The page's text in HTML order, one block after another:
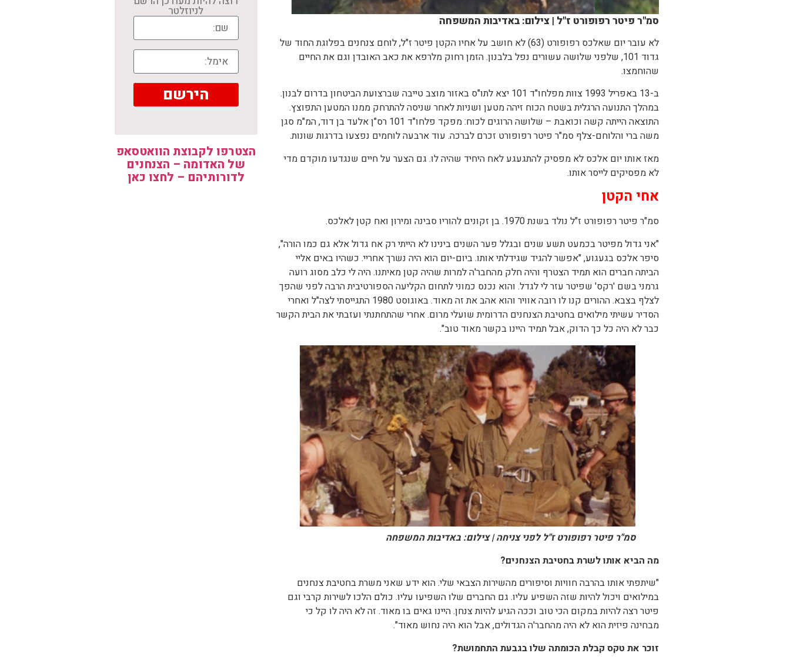
סמ"ר פיטר רפופורט ז"ל | צילום: באדיבות המשפחה
לא עובר יום שאלכס רפופורט (63) לא חושב על אחיו הקטן פיטר ז"ל, לוחם צנחנים בפלוגת החוד של
גדוד 101, שלפני שלושה עשורים נפל בלבנון. הזמן רחוק מלרפא את כאב האובדן וגם את החיים
שהוחמצו.
ב-13 באפריל 1993 צוות מפלחו"ד 101 יצא לתו"ס באזור מוצב טייבה שברצועת הביטחון בדרום לבנון.
במהלך התנועה הרגלית בשטח הכוח זיהה מטען ושניות לאחר שניסה להתרחק ממנו המטען התפוצץ.
התוצאה הייתה קשה וכואבת – שלושה הרוגים לכוח: מפקד פלחו"ד 101 רס"ן אלעד בן דוד, המ"מ סגן
משה ברי והלוחם-צלף סמ"ר פיטר רפופורט זכרם לברכה. עוד ארבעה לוחמים נפצעו בדרגות שונות.
מאז אותו יום אלכס לא מפסיק להתגעגע לאח היחיד שהיה לו. גם הצער על חיים שנגדעו מוקדם מדי
לא מפסיקים לייסר אותו.
אחי הקטן
סמ"ר פיטר רפופורט ז"ל נולד בשנת 1970. בן זקונים להוריו סבינה ומירון ואח קטן לאלכס.
"אני גדול מפיטר בכמעט תשע שנים ובגלל פער השנים בינינו לא הייתי רק אח גדול אלא גם כמו הורה",
סיפר אלכס בגעגוע, "אפשר להגיד שגידלתי אותו. ביום-יום הוא היה נשרך אחריי. כשהיו באים אליי
הביתה חברים הוא תמיד הצטרף והיה חלק מהחבר'ה למרות שהיה קטן מאיתנו. היה לי כלב מסוג רועה
גרמני בשם 'רקס' שפיטר עזר לי לגדל. והוא נכנס כמוני לתחום הקליעה הספורטיבית הרבה לפני שהפך
לצלף בצבא. ההורים קנו לו רובה אוויר והוא אהב את זה מאוד. באוגוסט 1980 התגייסתי לצה"ל ואחרי
הסדיר עשיתי מילואים בחטיבת הצנחנים הדרומית שועלי מרום. אחרי שהתחתנתי ועזבתי את הבית הקשר
כבר לא היה כל כך הדוק, אבל תמיד היינו בקשר מאוד טוב".
סמ"ר פיטר רפופורט ז"ל לפני צניחה | צילום: באדיבות המשפחה
מה הביא אותו לשרת בחטיבת הצנחנים?
"שיתפתי אותו בהרבה חוויות וסיפורים מהשירות הצבאי שלי. הוא ידע שאני משרת בחטיבת צנחנים
במילואים ויכול להיות שזה השפיע עליו. גם החברים שלו השפיעו עליו. כולם הלכו לשירות קרבי וגם
פיטר רצה להיות במקום הכי טוב וככה הגיע להיות צנחן. היינו גאים בו מאוד. זה לא היה לו קל כי
מבחינה פיזית הוא לא היה מהחבר'ה הגדולים, אבל הוא היה נחוש מאוד".
זוכר את טקס קבלת הכומתה שלו בגבעת התחמושת?
לניוזלטר
הירשם
הצטרפו לקבוצת הוואטסאפ
של האדומה – הצנחנים
לדורותיהם – לחצו כאן